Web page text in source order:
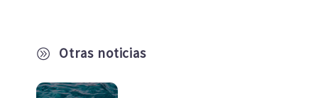
A Otras noticias